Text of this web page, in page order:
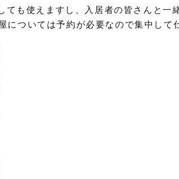
も使えますし、入居者の皆さんと一
については予約が必要なので集中して